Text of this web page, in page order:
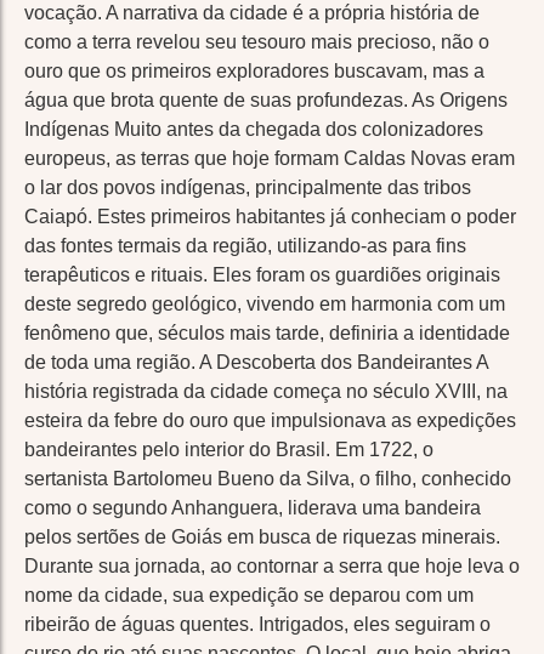
vocação. A narrativa da cidade é a própria história de
como a terra revelou seu tesouro mais precioso, não o
ouro que os primeiros exploradores buscavam, mas a
água que brota quente de suas profundezas. As Origens
Indígenas Muito antes da chegada dos colonizadores
europeus, as terras que hoje formam Caldas Novas eram
o lar dos povos indígenas, principalmente das tribos
Caiapó. Estes primeiros habitantes já conheciam o poder
das fontes termais da região, utilizando-as para fins
terapêuticos e rituais. Eles foram os guardiões originais
deste segredo geológico, vivendo em harmonia com um
fenômeno que, séculos mais tarde, definiria a identidade
de toda uma região. A Descoberta dos Bandeirantes A
história registrada da cidade começa no século XVIII, na
esteira da febre do ouro que impulsionava as expedições
bandeirantes pelo interior do Brasil. Em 1722, o
sertanista Bartolomeu Bueno da Silva, o filho, conhecido
como o segundo Anhanguera, liderava uma bandeira
pelos sertões de Goiás em busca de riquezas minerais.
Durante sua jornada, ao contornar a serra que hoje leva o
nome da cidade, sua expedição se deparou com um
ribeirão de águas quentes. Intrigados, eles seguiram o